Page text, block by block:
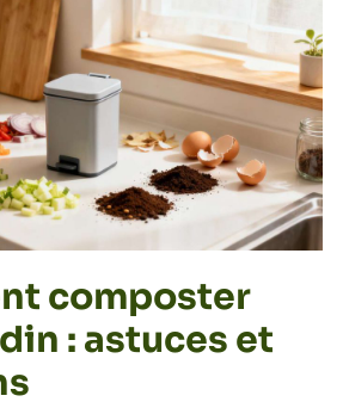
composter
: astuces et